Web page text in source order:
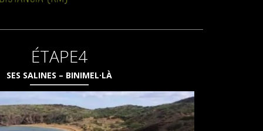
ÉTAPE4
SES SALINES – BINIMEL·LÀ